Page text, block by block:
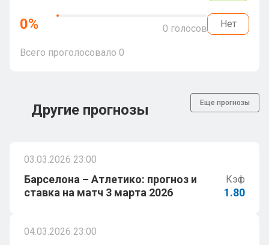
0% 0 голосов Нет
Всего проголосовало 0
Другие прогнозы Еще прогнозы
03.03.2026 23:00
Барселона – Атлетико: прогноз и
ставка на матч 3 марта 2026
Кэф
1.80
04.03.2026 23:00